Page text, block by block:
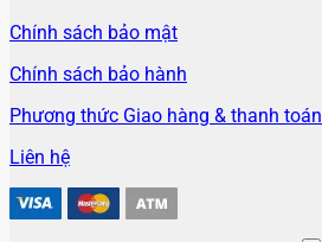
Chính sách bảo mật
Chính sách bảo hành
Phương thức Giao hàng & thanh toán
Liên hệ